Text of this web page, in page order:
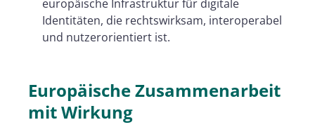
europäische Infrastruktur für digitale
Identitäten, die rechtswirksam, interoperabel
und nutzerorientiert ist.
Europäische Zusammenarbeit
mit Wirkung